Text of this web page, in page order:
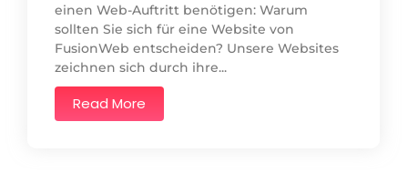
einen Web-Auftritt benötigen: Warum
sollten Sie sich für eine Website von
FusionWeb entscheiden? Unsere Websites
zeichnen sich durch ihre...
Read More